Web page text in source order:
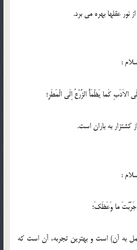
عقل‏ها بهره مى ‏برد.
الاَدَبِ كَما يَظْمَأُ الزَّرْعُ اِلَى الْمَطَرِ؛
كشتزار به باران است.
جَرَّبْتَ ما وَعَظَكَ؛
به آن) است و بهترين تجربه، آن است كه